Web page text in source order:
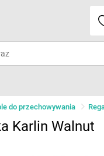
do przechowywania
Karlin Walnut